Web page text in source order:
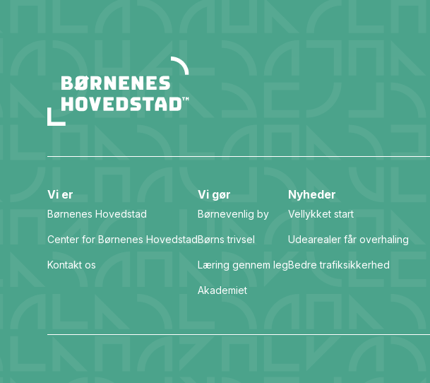
Vi er
Børnenes Hovedstad
Center for Børnenes Hovedstad
Kontakt os
Vi gør
Børnevenlig by
Børns trivsel
Læring gennem leg
Akademiet
Nyheder
Vellykket start
Udearealer får overhaling
Bedre trafiksikkerhed